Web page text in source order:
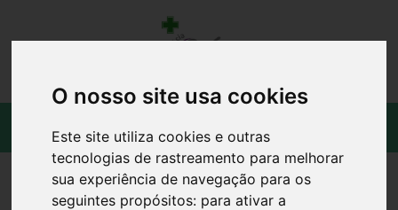
O nosso site usa cookies
Este site utiliza cookies e outras
tecnologias de rastreamento para melhorar
sua experiência de navegação para os
seguintes propósitos: para ativar a